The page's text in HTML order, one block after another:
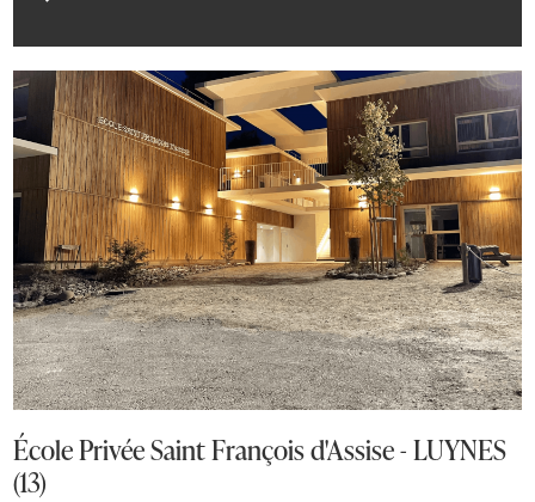
École Privée Saint François d'Assise - LUYNES
(13)